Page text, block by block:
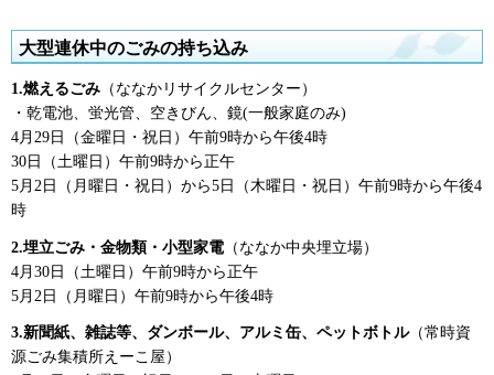
大型連休中のごみの持ち込み
1.燃えるごみ （ななかリサイクルセンター）
・乾電池、蛍光管、空きびん、鏡(一般家庭のみ)
4月29日（金曜日・祝日）午前9時から午後4時
30日（土曜日）午前9時から正午
5月2日（月曜日・祝日）から5日（木曜日・祝日）午前9時から午後4
時
2.埋立ごみ・金物類・小型家電 （ななか中央埋立場）
4月30日（土曜日）午前9時から正午
5月2日（月曜日）午前9時から午後4時
3.新聞紙、雑誌等、ダンボール、アルミ缶、ペットボトル（常時資
源ごみ集積所えーこ屋）